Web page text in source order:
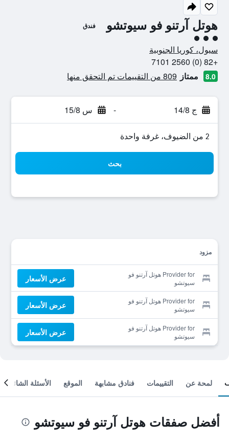
هوتل آرتنو فو سيوتشو فندق
تقييم فئة 3
سيول، كوريا الجنوبية
+82 (0) 2560 7101
8.0 ممتاز 809 من التقييمات تم التحقق منها
ج 14/8 - س 15/8
2 من الضيوف، غرفة واحدة
بحث
مزود
Provider for هوتل آرتنو فو
سيوتشو
عرض الأسعار
Provider for هوتل آرتنو فو
سيوتشو
عرض الأسعار
Provider for هوتل آرتنو فو
سيوتشو
عرض الأسعار
لمحة عن التقييمات فنادق مشابهة الموقع الأسئلة الشائعة
أفضل صفقات هوتل آرتنو فو سيوتشو